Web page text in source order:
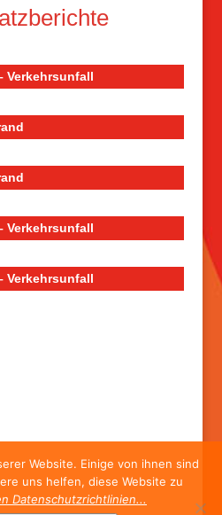
Verkehrsunfall
Verkehrsunfall
Verkehrsunfall
Website. Einige von ihnen sind
uns helfen, diese Website zu
Datenschutzrichtlinien...